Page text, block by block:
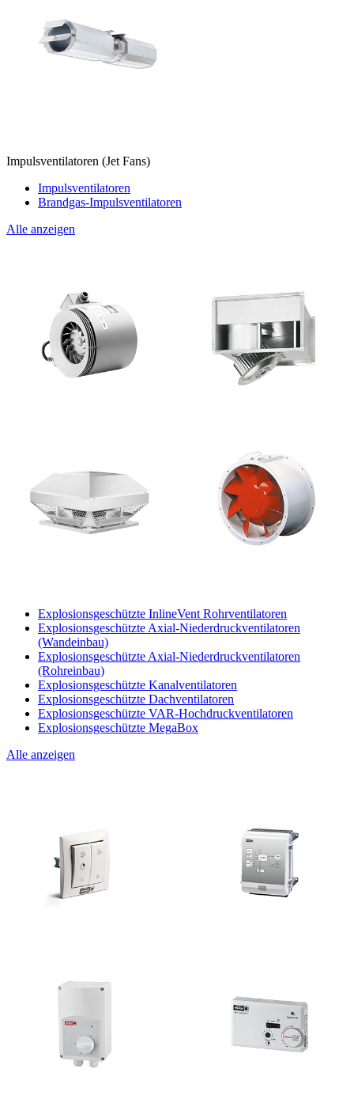
Impulsventilatoren (Jet Fans)
Impulsventilatoren
Brandgas-Impulsventilatoren
Alle anzeigen
Explosionsgeschützte InlineVent Rohrventilatoren
Explosionsgeschützte Axial-Niederdruckventilatoren
(Wandeinbau)
Explosionsgeschützte Axial-Niederdruckventilatoren
(Rohreinbau)
Explosionsgeschützte Kanalventilatoren
Explosionsgeschützte Dachventilatoren
Explosionsgeschützte VAR-Hochdruckventilatoren
Explosionsgeschützte MegaBox
Alle anzeigen